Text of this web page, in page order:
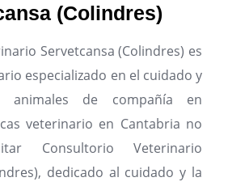
(Colindres)
Servetcansa (Colindres) es
especializado en el cuidado y
de compañía en
veterinario en Cantabria no
Consultorio Veterinario
dedicado al cuidado y la